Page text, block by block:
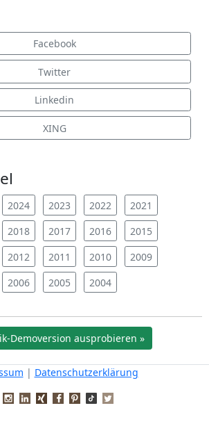
Facebook
Twitter
Linkedin
XING
2024 2023 2022
2021
2018 2017 2016
2015
2012 2011 2010
2009
2006 2005 2004
Demoversion ausprobieren »
| Datenschutzerklärung